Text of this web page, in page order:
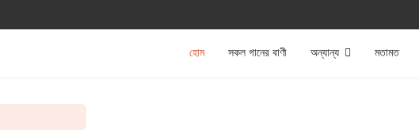
হোম সকল গানের বাণী অন্যান্য মতামত